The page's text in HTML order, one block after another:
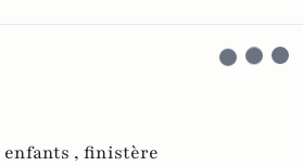
enfants , finistère